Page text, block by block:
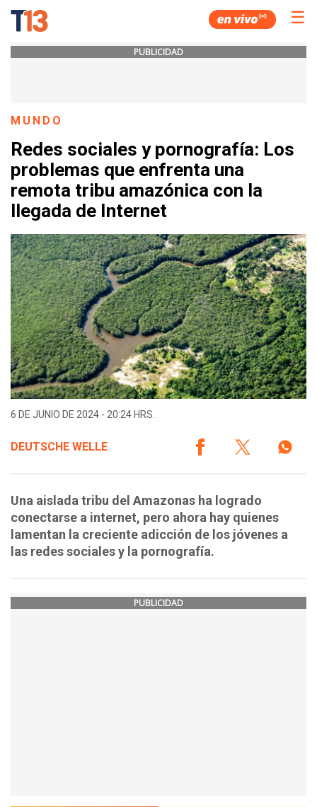
☰
PUBLICIDAD
MUNDO
Redes sociales y pornografía: Los
problemas que enfrenta una
remota tribu amazónica con la
llegada de Internet
6 DE JUNIO DE 2024 - 20:24 HRS.
DEUTSCHE WELLE
Una aislada tribu del Amazonas ha logrado
conectarse a internet, pero ahora hay quienes
lamentan la creciente adicción de los jóvenes a
las redes sociales y la pornografía.
PUBLICIDAD